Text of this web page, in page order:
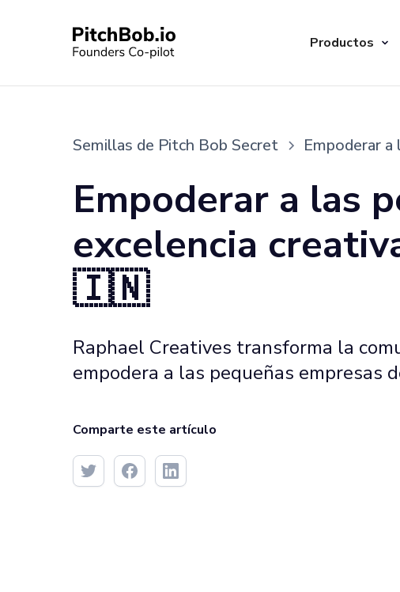
Productos
Semillas de Pitch Bob Secret Empoderar
Empoderar a las
excelencia
🇮🇳
Raphael Creatives transforma la
empodera a las pequeñas empresas
Comparte este artículo